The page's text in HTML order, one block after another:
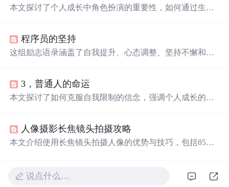
思考，属于人文关怀类文本。
本文探讨了个人成长中角色扮演的重要性，如何通过生活
极心态面对世界。
程序员的坚持
这组励志语录涵盖了自我提升、心态调整、坚持不懈和面
己比战胜他人更关键。同时提醒，生活中的挫折和疲惫是
成长的过程，每一次努力都将为未来铺路。无论遇到何种
3，普通人的命运
本文探讨了如何克服自我限制的信念，强调个人成长的重
人像摄影长焦镜头拍摄攻略
本文介绍使用长焦镜头拍摄人像的优势与技巧，包括85mm
摄影中的独特魅力。
说点什么…